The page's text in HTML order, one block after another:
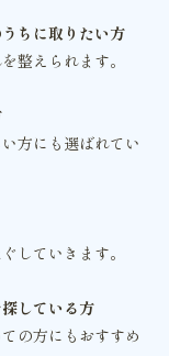
ちに取りたい方
整えられます。
方にも選ばれてい
していきます。
している方
の方にもおすすめ